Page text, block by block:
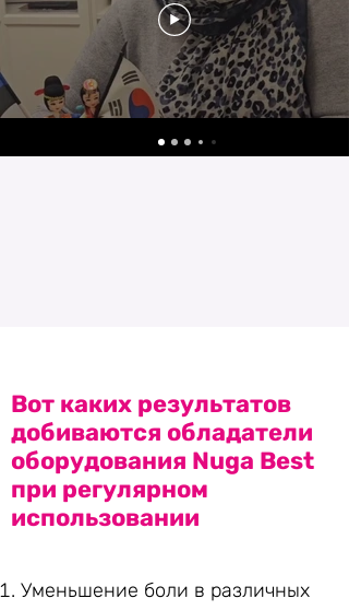
Вот каких результатов
добиваются обладатели
оборудования Nuga Best
при регулярном
использовании
Уменьшение боли в различных